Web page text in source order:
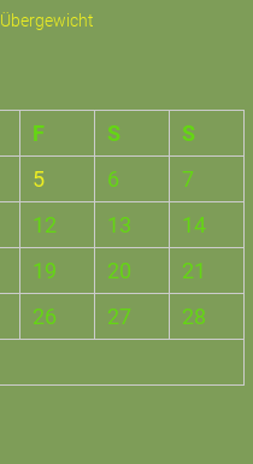
Übergewicht
F S
S
5 6
7
12 13
14
19 20
21
26 27
28